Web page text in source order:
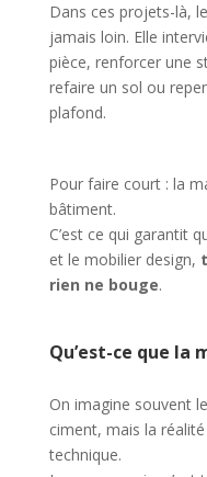
Dans ces projets-là,
jamais loin. Elle
pièce, renforcer une
refaire un sol ou
plafond.
Pour faire court : la
bâtiment.
C’est ce qui garantit
et le mobilier design,
rien ne bouge.
Qu’est-ce que la
On imagine souvent
ciment, mais la
technique.